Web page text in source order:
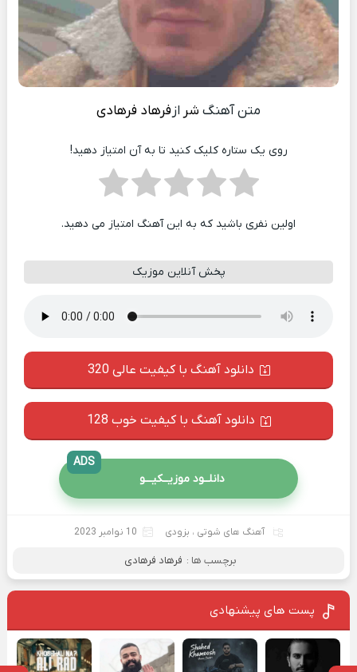
متن آهنگ شر از فرهاد فرهادی
روی یک ستاره کلیک کنید تا به آن امتیاز دهید!
اولین نفری باشید که به این آهنگ امتیاز می دهید.
پخش آنلاین موزیک
دانلود آهنگ با کیفیت عالی 320
دانلود آهنگ با کیفیت خوب 128
دانلــود موزیــکیـــو
ADS
آهنگ های شوتی ، بزودی 10 نوامبر 2023
برچسب ها : فرهاد فرهادی
پست های پیشنهادی